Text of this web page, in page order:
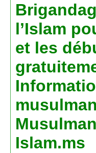
l’Islam
et les
Islam.ms